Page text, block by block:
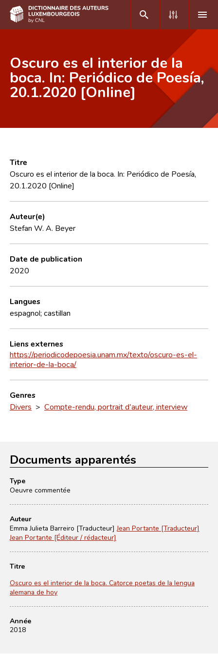
DE FR
Accueil
Recherche avancée
CNL
Équipe scientifique
Oscuro es el interior de la
boca. In: Periódico de Poesía,
20.1.2020 [Online]
Titre
Oscuro es el interior de la boca. In: Periódico de Poesía,
20.1.2020 [Online]
Auteur(e)
Stefan W. A. Beyer
Date de publication
2020
Langues
espagnol; castillan
Liens externes
https://periodicodepoesia.unam.mx/texto/oscuro-es-el-
interior-de-la-boca/
Genres
Divers > Compte-rendu, portrait d'auteur, interview
Documents apparentés
Type
Oeuvre commentée
Auteur
Emma Julieta Barreiro [Traducteur] Jean Portante [Traducteur]
Jean Portante [Éditeur / rédacteur]
Titre
Oscuro es el interior de la boca. Catorce poetas de la lengua
alemana de hoy
Année
2018